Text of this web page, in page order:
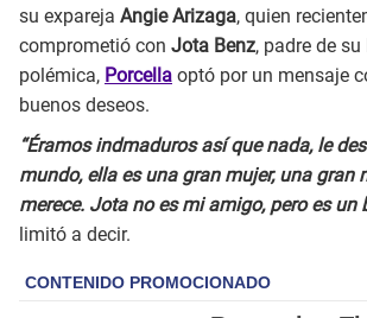
su expareja Angie Arizaga, quien
comprometió con Jota Benz, padre de
polémica, Porcella optó por un mensaje
buenos deseos.
“Éramos indmaduros así que nada, le
mundo, ella es una gran mujer, una gran
merece. Jota no es mi amigo, pero es un
limitó a decir.